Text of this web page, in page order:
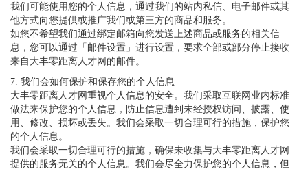
我们可能使用您的个人信息，通过我们的站内私信、电子邮件或其
他方式向您提供或推广我们或第三方的商品和服务。
如您不希望我们通过绑定邮箱向您发送上述商品或服务的相关信
息，您可以通过「邮件设置」进行设置，要求全部或部分停止接收
来自大丰零距离人才网的邮件。
7. 我们会如何保护和保存您的个人信息
大丰零距离人才网重视个人信息的安全。我们采取互联网业内标准
做法来保护您的个人信息，防止信息遭到未经授权访问、披露、使
用、修改、损坏或丢失。我们会采取一切合理可行的措施，保护您
的个人信息。
我们会采取一切合理可行的措施，确保未收集与大丰零距离人才网
提供的服务无关的个人信息。我们会尽全力保护您的个人信息，但